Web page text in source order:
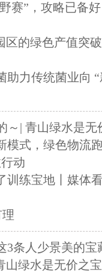
赛”，攻略已备
区的绿色产值突
力传统菌业向 “
～| 青山绿水是无
模式，绿色物流
动
训练宝地丨媒体
3条人少景美的宝
山绿水是无价之宝